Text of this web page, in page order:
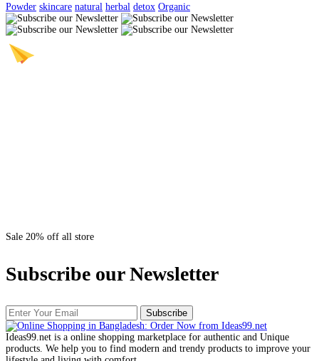
Powder skincare natural herbal detox Organic
Sale 20% off all store
Subscribe our Newsletter
Subscribe
Ideas99.net is a online shopping marketplace for authentic and Unique
products. We help you to find modern and trendy products to improve your